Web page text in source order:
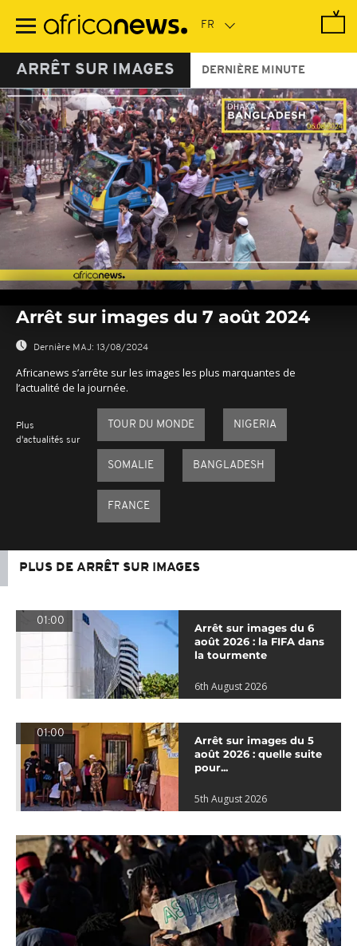
contenu
ARRÊT SUR IMAGES DERNIÈRE MINUTE
seconds
seconds
Arrêt sur images du 7 août 2024
Dernière MAJ: 13/08/2024
Africanews s’arrête sur les images les plus marquantes de
l’actualité de la journée.
Plus
d'actualités sur
TOUR DU MONDE NIGERIA
SOMALIE BANGLADESH
FRANCE
PLUS DE ARRÊT SUR IMAGES
01:00
Arrêt sur images du 6
août 2026 : la FIFA dans
la tourmente
6th August 2026
01:00
Arrêt sur images du 5
août 2026 : quelle suite
pour...
5th August 2026